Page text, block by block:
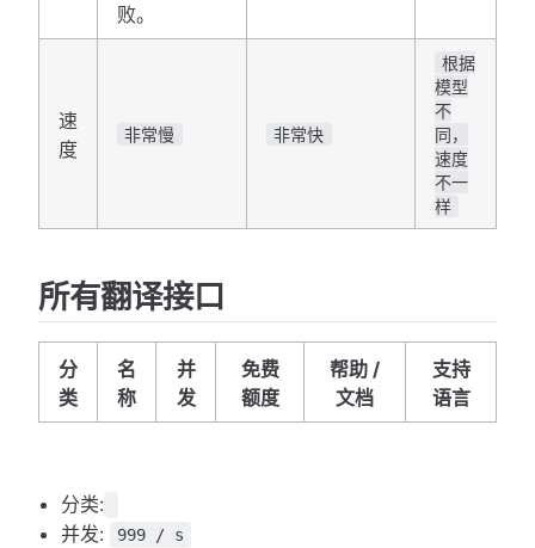
败。
速
度
非常慢 非常快
根据
模型
不
同，
速度
不一
样
所有翻译接口
分
类
名
称
并
发
免费
额度
帮助 /
文档
支持
语言
分类:
并发:
999 / s